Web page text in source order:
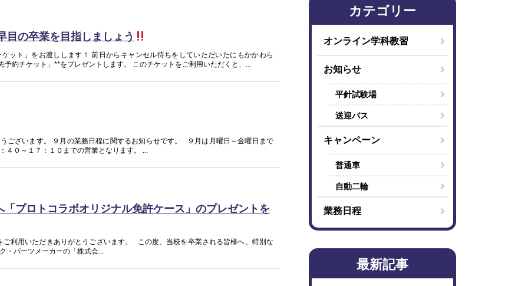
目の卒業を目指しましょう
ット」をお渡しします！ 前日からキャンセル待ちをしていただいたにもかかわら
約チケット」**をプレゼントします。 このチケットをご利用いただくと、...
ございます。 ９月の業務日程に関するお知らせです。 ９月は月曜日～金曜日まで
４０～１７：１０までの営業となります。 ...
プロトコラボオリジナル免許ケース」のプレゼントを
利用いただきありがとうございます。 この度、当校を卒業される皆様へ、特別な
・パーツメーカーの「株式会...
カテゴリー
オンライン学科教習
お知らせ
平針試験場
送迎バス
キャンペーン
普通車
自動二輪
業務日程
最新記事